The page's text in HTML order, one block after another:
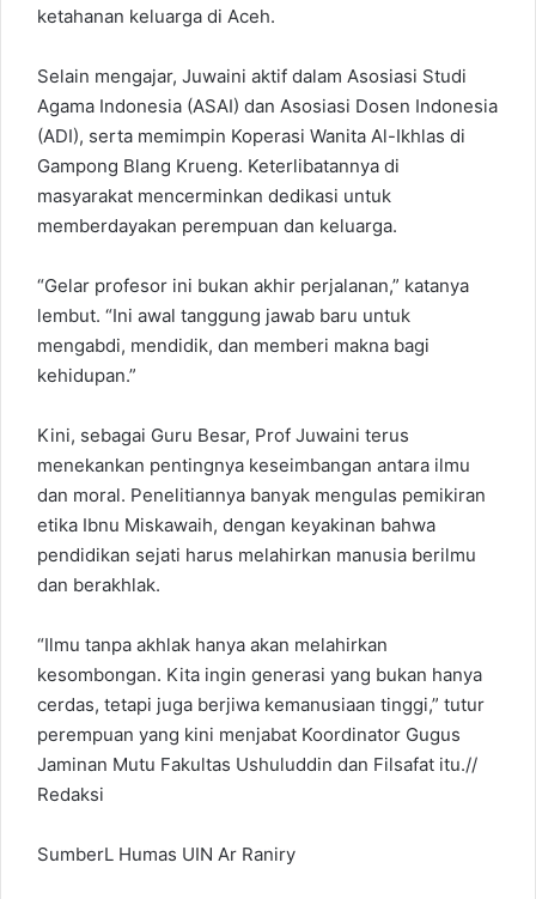
ketahanan keluarga di Aceh.
Selain mengajar, Juwaini aktif dalam Asosiasi Studi
Agama Indonesia (ASAI) dan Asosiasi Dosen Indonesia
(ADI), serta memimpin Koperasi Wanita Al-Ikhlas di
Gampong Blang Krueng. Keterlibatannya di
masyarakat mencerminkan dedikasi untuk
memberdayakan perempuan dan keluarga.
“Gelar profesor ini bukan akhir perjalanan,” katanya
lembut. “Ini awal tanggung jawab baru untuk
mengabdi, mendidik, dan memberi makna bagi
kehidupan.”
Kini, sebagai Guru Besar, Prof Juwaini terus
menekankan pentingnya keseimbangan antara ilmu
dan moral. Penelitiannya banyak mengulas pemikiran
etika Ibnu Miskawaih, dengan keyakinan bahwa
pendidikan sejati harus melahirkan manusia berilmu
dan berakhlak.
“Ilmu tanpa akhlak hanya akan melahirkan
kesombongan. Kita ingin generasi yang bukan hanya
cerdas, tetapi juga berjiwa kemanusiaan tinggi,” tutur
perempuan yang kini menjabat Koordinator Gugus
Jaminan Mutu Fakultas Ushuluddin dan Filsafat itu.//
Redaksi
SumberL Humas UIN Ar Raniry